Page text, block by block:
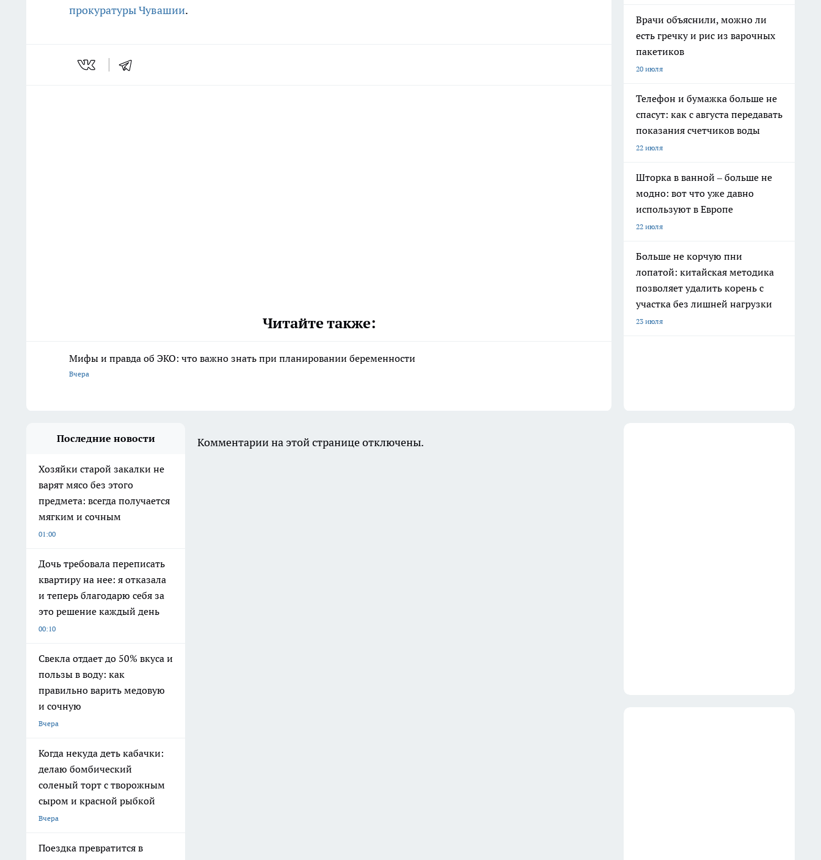
прокуратуры Чувашии.
Читайте также:
Мифы и правда об ЭКО: что важно знать при планировании беременности
Вчера
Врачи объяснили, можно ли
есть гречку и рис из варочных
пакетиков
20 июля
Телефон и бумажка больше не
спасут: как с августа передавать
показания счетчиков воды
22 июля
Шторка в ванной – больше не
модно: вот что уже давно
используют в Европе
22 июля
Больше не корчую пни
лопатой: китайская методика
позволяет удалить корень с
участка без лишней нагрузки
23 июля
Последние новости
Хозяйки старой закалки не
варят мясо без этого
предмета: всегда получается
мягким и сочным
01:00
Дочь требовала переписать
квартиру на нее: я отказала
и теперь благодарю себя за
это решение каждый день
00:10
Свекла отдает до 50% вкуса и
пользы в воду: как
правильно варить медовую
и сочную
Вчера
Когда некуда деть кабачки:
делаю бомбический
соленый торт с творожным
сыром и красной рыбкой
Вчера
Поездка превратится в
Комментарии на этой странице отключены.